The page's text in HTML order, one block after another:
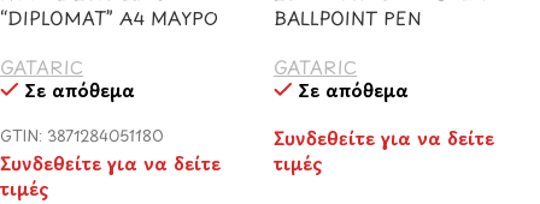
“DIPLOMAT” Α4 ΜΑΥΡΟ
GATARIC
Σε απόθεμα
GTIN: 3871284051180
Συνδεθείτε για να δείτε
τιμές
BALLPOINT PEN
GATARIC
Σε απόθεμα
Συνδεθείτε για να δείτε
τιμές